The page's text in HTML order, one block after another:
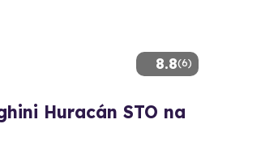
8.8(6)
Huracán STO na